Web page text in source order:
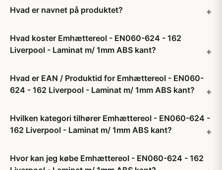
Hvad er navnet på produktet?
Hvad koster Emhættereol - EN060-624 - 162
Liverpool - Laminat m/ 1mm ABS kant?
Hvad er EAN / Produktid for Emhættereol - EN060-
624 - 162 Liverpool - Laminat m/ 1mm ABS kant?
Hvilken kategori tilhører Emhættereol - EN060-624 -
162 Liverpool - Laminat m/ 1mm ABS kant?
Hvor kan jeg købe Emhættereol - EN060-624 - 162